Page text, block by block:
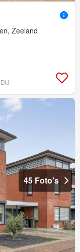
Zeeland
45 Foto's